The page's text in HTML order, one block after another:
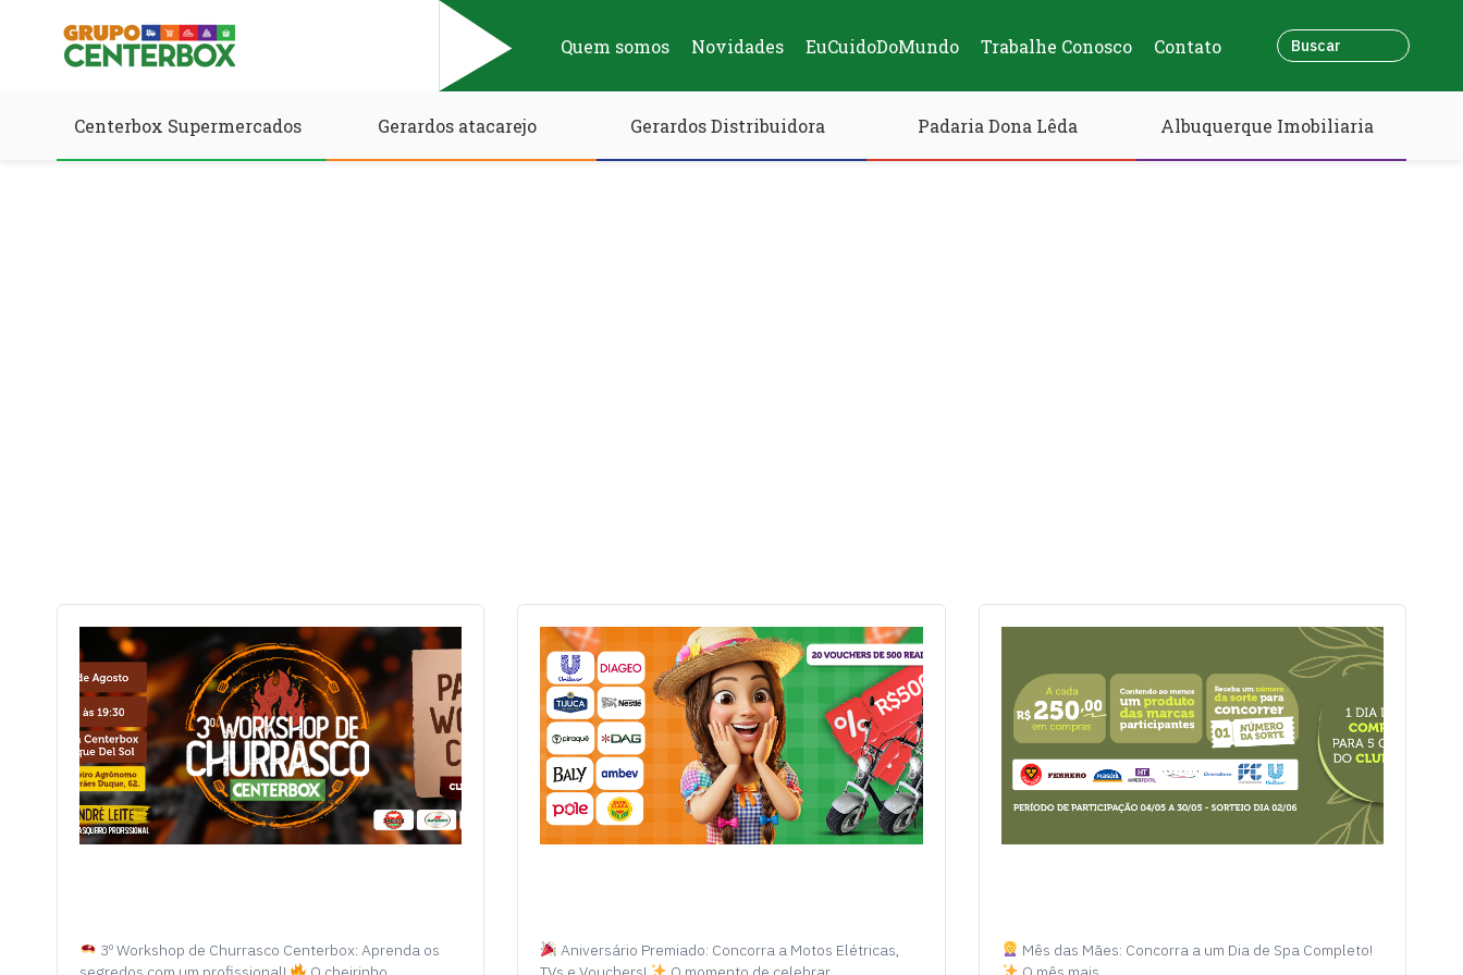
Quem somos Novidades EuCuidoDoMundo Trabalhe Conosco Contato
Centerbox Supermercados Gerardos atacarejo Gerardos Distribuidora Padaria Dona Lêda Albuquerque Imobiliaria
3º Workshop de Churrasco Centerbox: Aprenda os
Aniversário Premiado: Concorra a Motos Elétricas,
Mês das Mães: Concorra a um Dia de Spa Completo!